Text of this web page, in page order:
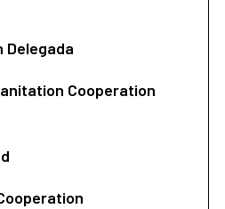
Delegada
Cooperation